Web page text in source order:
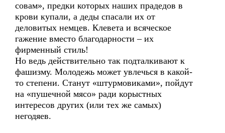
совам», предки которых наших прадедов в
крови купали, а деды спасали их от
деловитых немцев. Клевета и всяческое
гажение вместо благодарности – их
фирменный стиль!
Но ведь действительно так подталкивают к
фашизму. Молодежь может увлечься в какой-
то степени. Станут «штурмовиками», пойдут
на «пушечной мясо» ради корыстных
интересов других (или тех же самых)
негодяев.